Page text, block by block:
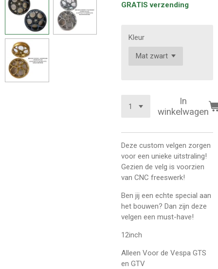
GRATIS verzending
Kleur
In
winkelwagen
Deze custom velgen zorgen
voor een unieke uitstraling!
Gezien de velg is voorzien
van CNC freeswerk!
Ben jij een echte special aan
het bouwen? Dan zijn deze
velgen een must-have!
12inch
Alleen Voor de Vespa GTS
en GTV